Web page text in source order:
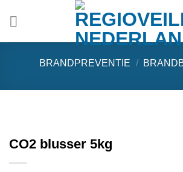
BRANDPREVENTIE /
CO2 blusser 5kg